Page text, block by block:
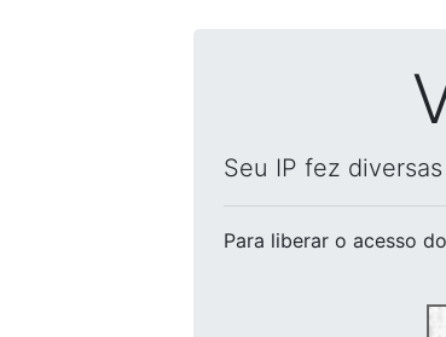
Seu IP fez
Para liberar o acesso